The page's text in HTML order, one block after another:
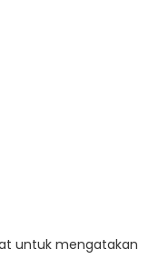
untuk mengatakan